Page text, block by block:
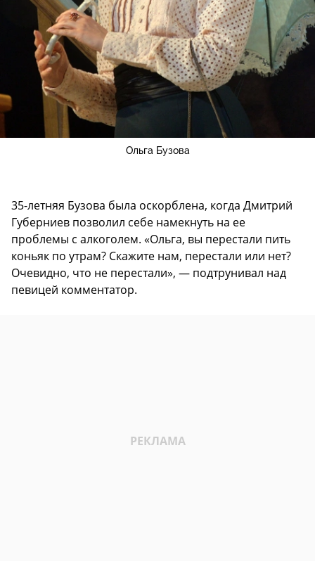
Ольга Бузова
35-летняя Бузова была оскорблена, когда Дмитрий
Губерниев позволил себе намекнуть на ее
проблемы с алкоголем. «Ольга, вы перестали пить
коньяк по утрам? Скажите нам, перестали или нет?
Очевидно, что не перестали», — подтрунивал над
певицей комментатор.